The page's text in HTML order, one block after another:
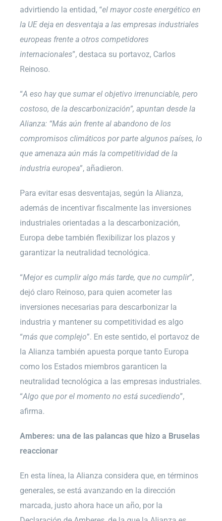
advirtiendo la entidad, “el mayor coste energético en
la UE deja en desventaja a las empresas industriales
europeas frente a otros competidores
internacionales”, destaca su portavoz, Carlos
Reinoso.
“A eso hay que sumar el objetivo irrenunciable, pero
costoso, de la descarbonización”, apuntan desde la
Alianza: “Más aún frente al abandono de los
compromisos climáticos por parte algunos países, lo
que amenaza aún más la competitividad de la
industria europea”, añadieron.
Para evitar esas desventajas, según la Alianza,
además de incentivar fiscalmente las inversiones
industriales orientadas a la descarbonización,
Europa debe también flexibilizar los plazos y
garantizar la neutralidad tecnológica.
“Mejor es cumplir algo más tarde, que no cumplir”,
dejó claro Reinoso, para quien acometer las
inversiones necesarias para descarbonizar la
industria y mantener su competitividad es algo
“más que complejo”. En este sentido, el portavoz de
la Alianza también apuesta porque tanto Europa
como los Estados miembros garanticen la
neutralidad tecnológica a las empresas industriales.
“Algo que por el momento no está sucediendo”,
afirma.
Amberes: una de las palancas que hizo a Bruselas
reaccionar
En esta línea, la Alianza considera que, en términos
generales, se está avanzando en la dirección
marcada, justo ahora hace un año, por la